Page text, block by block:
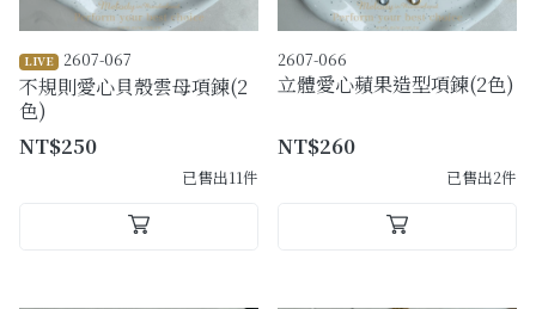
LIVE 2607-067
不規則愛心貝殼雲母項鍊(2
色)
NT$250
已售出11件
2607-066
立體愛心蘋果造型項鍊(2色)
NT$260
已售出2件